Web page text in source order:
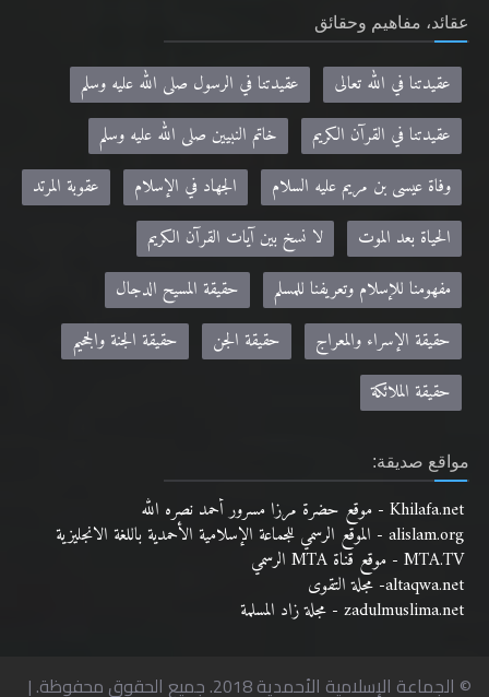
عقائد، مفاهيم وحقائق
عقيدتنا في الله تعالى
عقيدتنا في الرسول صلى الله عليه وسلم
عقيدتنا في القرآن الكريم
خاتم النبيين صلى الله عليه وسلم
وفاة عيسى بن مريم عليه السلام
الجهاد في الإسلام
عقوبة المرتد
الحياة بعد الموت
لا نسخ بين آيات القرآن الكريم
مفهومنا للإسلام وتعريفنا للمسلم
حقيقة المسيح الدجال
حقيقة الإسراء والمعراج
حقيقة الجن
حقيقة الجنة والجحيم
حقيقة الملائكة
مواقع صديقة:
Khilafa.net - موقع حضرة مرزا مسرور أحمد نصره الله
alislam.org - الموقع الرسمي للجماعة الإسلامية الأحمدية باللغة الانجليزية
MTA.TV - موقع قناة MTA الرسمي
altaqwa.net- مجلة التقوى
zadulmuslima.net - مجلة زاد المسلمة
© الجماعة الإسلامية الأحمدية 2018. جميع الحقوق محفوظة. |